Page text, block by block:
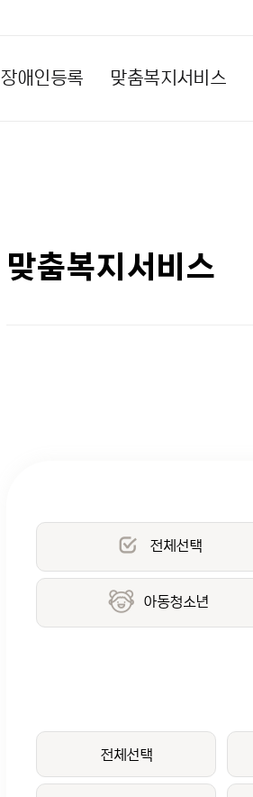
장애인등록 맞춤복지서비스
맞춤복지서비스
전체선택
아동청소년
전체선택